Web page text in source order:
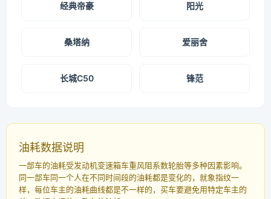
经典帝豪 阳光
桑塔纳 爱丽舍
长城C50 锋范
油耗数据说明
一部车的油耗受发动机变速箱车重风阻系数轮胎等多种因素影响。
同一部车同一个人在不同时间段的油耗都是变化的，就象指纹一
样，每位车主的油耗曲线都是不一样的，买车要避免用特定车主的